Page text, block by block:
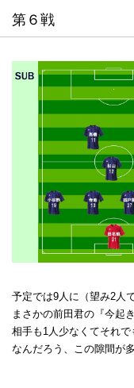
第６戦
予定では9人に（望み2人
まさかの前田君の『今起
相手も1人少なくてそれで
なんだろう、この隙間が